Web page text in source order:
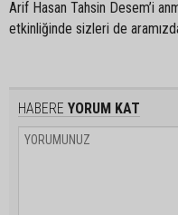
Arif Hasan Tahsin Desem’i
etkinliğinde sizleri de
HABERE YORUM KAT